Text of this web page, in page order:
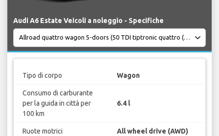
Audi A6 Estate Veicoli a noleggio - Specifiche
Tipo di corpo Wagon
Consumo di carburante
per la guida in città per
100 km
6.4 l
Ruote motrici All wheel drive (AWD)